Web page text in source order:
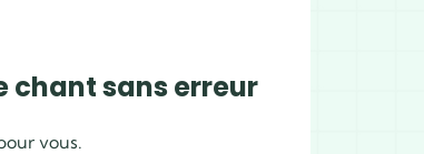
chant sans erreur
vous.